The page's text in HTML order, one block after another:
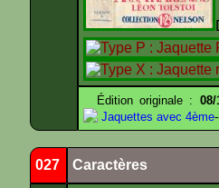
Édition originale : 08/
Jaquettes avec 4ème
027 Caractères